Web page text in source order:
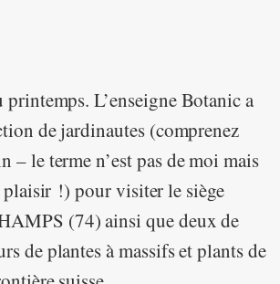
printemps. L’enseigne Botanic a
de jardinautes (comprenez
– le terme n’est pas de moi mais
plaisir !) pour visiter le siège
(74) ainsi que deux de
de plantes à massifs et plants de